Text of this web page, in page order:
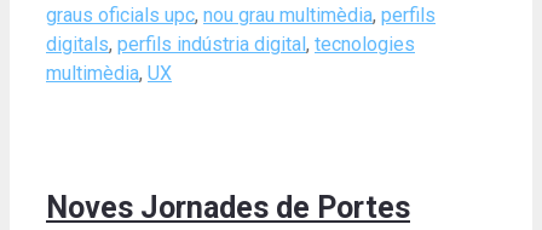
graus oficials upc, nou grau multimèdia, perfils
digitals, perfils indústria digital, tecnologies
multimèdia, UX
Noves Jornades de Portes